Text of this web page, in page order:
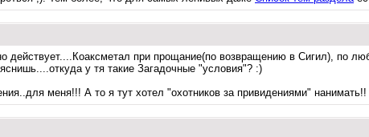
действует....Коаксметал при прощание(по возвращению в Сигил), по
у тя такие Загадочные "условия"? :)
меня!!! А то я тут хотел "охотников за привидениями"